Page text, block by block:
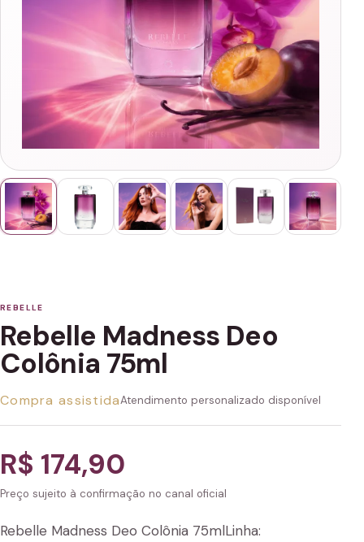
REBELLE
Rebelle Madness Deo
Colônia 75ml
Compra assistidaAtendimento personalizado disponível
R$ 174,90
Preço sujeito à confirmação no canal oficial
Rebelle Madness Deo Colônia 75mlLinha: